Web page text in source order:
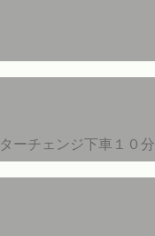
ーチェンジ下車１０分